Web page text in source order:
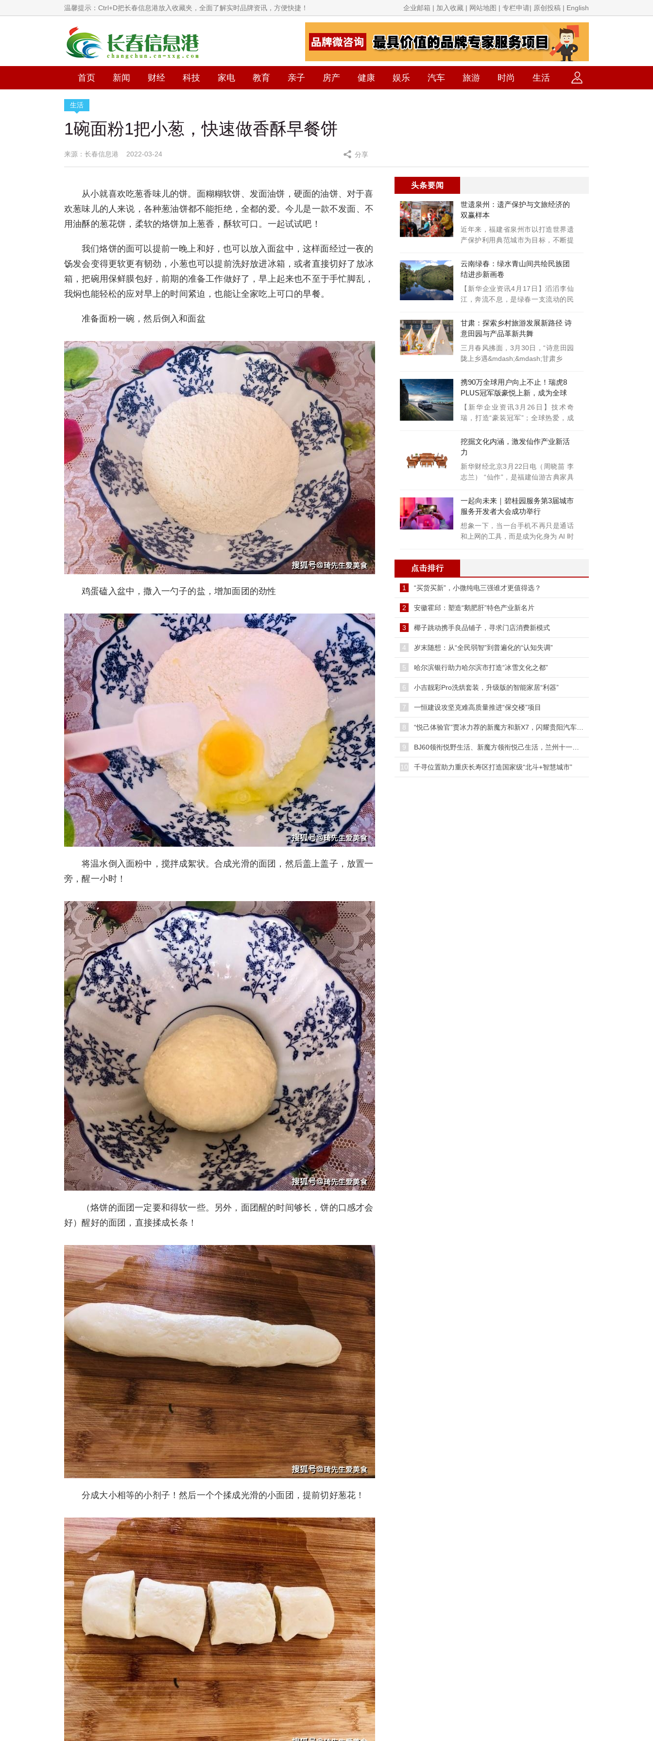
温馨提示：Ctrl+D把长春信息港放入收藏夹，全面了解实时品牌资讯，方便快捷！ 企业邮箱 | 加入收藏 | 网站地图 | 专栏申请| 原创投稿 | English
首页 新闻 财经 科技 家电 教育 亲子 房产 健康 娱乐 汽车 旅游 时尚 生活
生活
1碗面粉1把小葱，快速做香酥早餐饼
来源：长春信息港 2022-03-24 分享
从小就喜欢吃葱香味儿的饼。面糊糊软饼、发面油饼，硬面的油饼、对于喜
欢葱味儿的人来说，各种葱油饼都不能拒绝，全都的爱。今儿是一款不发面、不
用油酥的葱花饼，柔软的烙饼加上葱香，酥软可口。一起试试吧！
我们烙饼的面可以提前一晚上和好，也可以放入面盆中，这样面经过一夜的
饧发会变得更软更有韧劲，小葱也可以提前洗好放进冰箱，或者直接切好了放冰
箱，把碗用保鲜膜包好，前期的准备工作做好了，早上起来也不至于手忙脚乱，
我焖也能轻松的应对早上的时间紧迫，也能让全家吃上可口的早餐。
准备面粉一碗，然后倒入和面盆
鸡蛋磕入盆中，撒入一勺子的盐，增加面团的劲性
将温水倒入面粉中，搅拌成絮状。合成光滑的面团，然后盖上盖子，放置一
旁，醒一小时！
（烙饼的面团一定要和得软一些。另外，面团醒的时间够长，饼的口感才会
好）醒好的面团，直接揉成长条！
分成大小相等的小剂子！然后一个个揉成光滑的小面团，提前切好葱花！
头条要闻
世遗泉州：遗产保护与文旅经济的
双赢样本
近年来，福建省泉州市以打造世界遗
产保护利用典范城市为目标，不断提
云南绿春：绿水青山间共绘民族团
结进步新画卷
【新华企业资讯4月17日】滔滔李仙
江，奔流不息，是绿春一支流动的民
甘肃：探索乡村旅游发展新路径 诗
意田园与产品革新共舞
三月春风拂面，3月30日，“诗意田园
陇上乡遇&mdash;&mdash;甘肃乡
携90万全球用户向上不止！瑞虎8
PLUS冠军版豪悦上新，成为全球
家庭首选
【新华企业资讯3月26日】技术奇
瑞，打造“豪装冠军”；全球热爱，成
挖掘文化内涵，激发仙作产业新活
力
新华财经北京3月22日电（周晓苗 李
志兰） “仙作”，是福建仙游古典家具
一起向未来｜碧桂园服务第3届城市
服务开发者大会成功举行
想象一下，当一台手机不再只是通话
和上网的工具，而是成为化身为 AI 时
点击排行
“买货买新”，小微纯电三强谁才更值得选？
1
安徽霍邱：塑造“鹅肥肝”特色产业新名片
2
椰子跳动携手良品铺子，寻求门店消费新模式
3
岁末随想：从“全民弱智”到普遍化的“认知失调”
4
哈尔滨银行助力哈尔滨市打造“冰雪文化之都”
5
小吉靓彩Pro洗烘套装，升级版的智能家居“利器”
6
一恒建设攻坚克难高质量推进“保交楼”项目
7
8
9
千寻位置助力重庆长寿区打造国家级“北斗+智慧城市”
10